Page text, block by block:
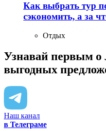
Как выбрать тур
сэкономить, а за
Отдых
Узнавай первым о
выгодных
Наш канал
в Телеграме